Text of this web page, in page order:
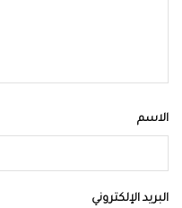
الاسم
البريد الإلكتروني